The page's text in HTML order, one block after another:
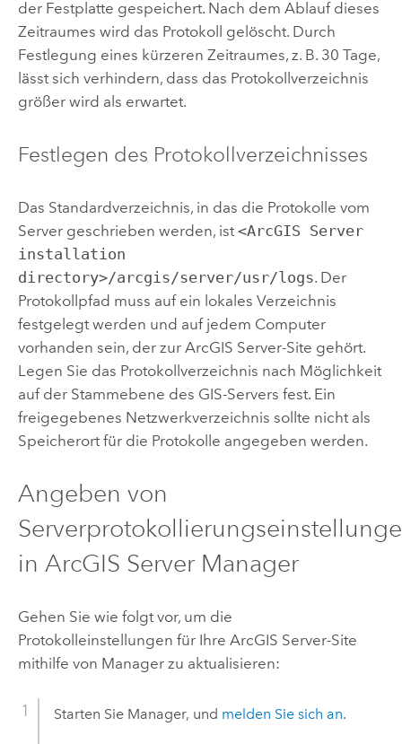
der Festplatte gespeichert. Nach dem Ablauf dieses
Zeitraumes wird das Protokoll gelöscht. Durch
Festlegung eines kürzeren Zeitraumes, z. B. 30 Tage,
lässt sich verhindern, dass das Protokollverzeichnis
größer wird als erwartet.
Festlegen des Protokollverzeichnisses
Das Standardverzeichnis, in das die Protokolle vom
Server geschrieben werden, ist <ArcGIS Server
installation
directory>/arcgis/server/usr/logs.Der
Protokollpfad muss auf ein lokales Verzeichnis
festgelegt werden und auf jedem Computer
vorhanden sein, der zur ArcGIS Server-Site gehört.
Legen Sie das Protokollverzeichnis nach Möglichkeit
auf der Stammebene des GIS-Servers fest. Ein
freigegebenes Netzwerkverzeichnis sollte nicht als
Speicherort für die Protokolle angegeben werden.
Angeben von
in ArcGIS Server Manager
Gehen Sie wie folgt vor, um die
Protokolleinstellungen für Ihre ArcGIS Server-Site
mithilfe von Manager zu aktualisieren:
Starten Sie Manager, und melden Sie sich an.